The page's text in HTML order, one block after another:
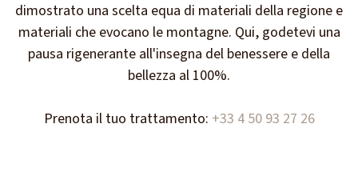
dimostrato una scelta equa di materiali della regione e
materiali che evocano le montagne. Qui, godetevi una
pausa rigenerante all'insegna del benessere e della
bellezza al 100%.
Prenota il tuo trattamento: +33 4 50 93 27 26